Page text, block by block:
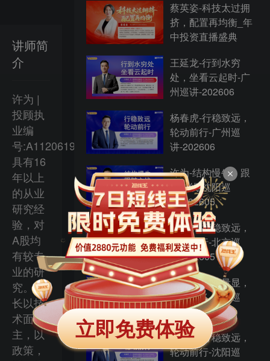
讲师简
介
许为 |
投顾执
业编
号:A1120619060011
具有16
年以上
的从业
研究经
验，对
A股均
有较专
业的研
究。擅
长以技
术面为
主，以
政策，
蔡英姿-科技太过拥
挤，配置再均衡_年
中投资直播盛典
王延龙-行到水穷
处，坐看云起时-广
州巡讲-202606
杨春虎-行稳致远，
轮动前行-广州巡
讲-202606
许为-结构慢牛，跟
随主线-沈阳巡
讲-202605
杨春虎-行稳致远，
轮动前行-北京巡
讲-202605
吴镇鸿-价值量显，
二次腾飞-惠州巡
讲-202605
杨春虎-行稳致远，
轮动前行-沈阳巡
立即免费体验